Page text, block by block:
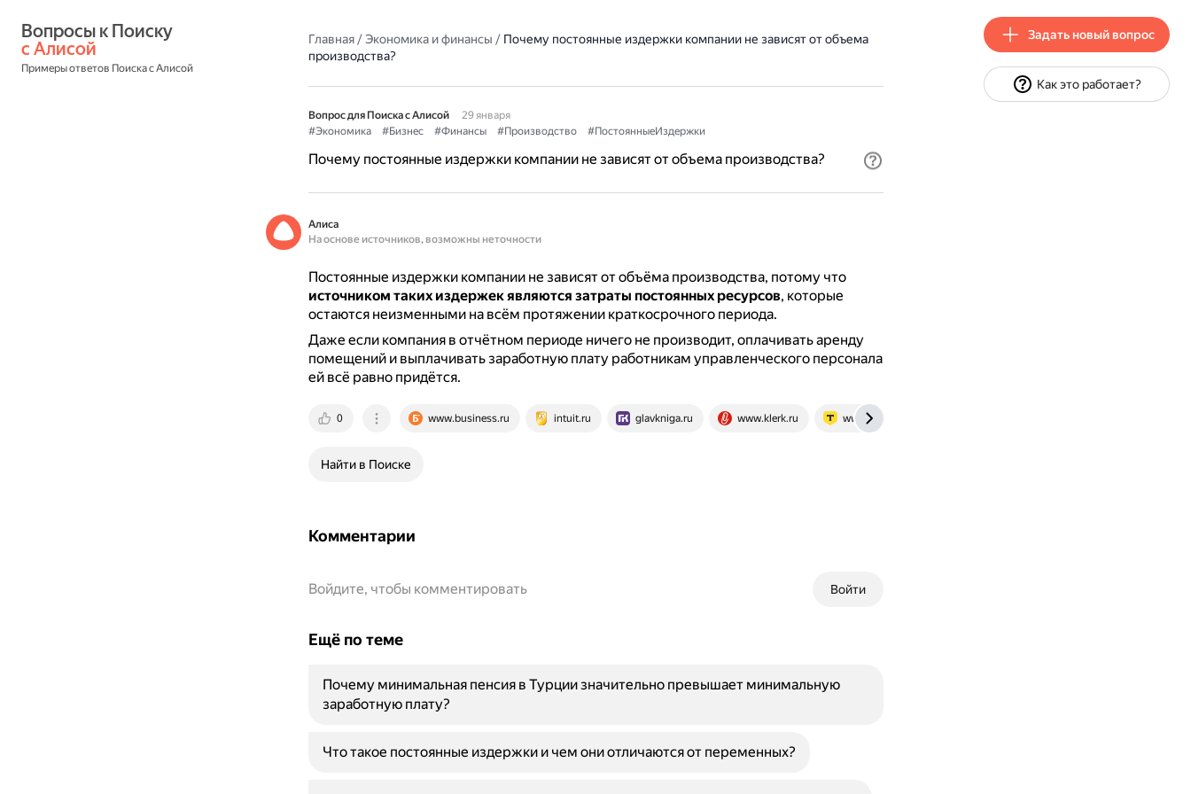
с Алисой
Примеры ответов Поиска с Алисой
Главная/Экономика и финансы / Почему постоянные издержки компании не зависят от объема
производства?
Вопрос для Поиска с Алисой
29 января
#Экономика
#Бизнес #Финансы #Производство #ПостоянныеИздержки
Почему постоянные издержки компании не зависят от объема производства?
Алиса
На основе источников, возможны неточности
Постоянные издержки компании не зависят от объёма производства, потому что
источником таких издержек являются затраты постоянных ресурсов, которые
остаются неизменными на всём протяжении краткосрочного периода.
Даже если компания в отчётном периоде ничего не производит, оплачивать аренду
помещений и выплачивать заработную плату работникам управленческого персонала
ей всё равно придётся.
0 www.business.ru intuit.ru glavkniga.ru www.klerk.ru www.tbank.ru
Найти в Поиске
Комментарии
Войти
Войдите, чтобы комментировать
Ещё по теме
Почему минимальная пенсия в Турции значительно превышает минимальную
заработную плату?
Что такое постоянные издержки и чем они отличаются от переменных?
Задать новый вопрос
Как это работает?